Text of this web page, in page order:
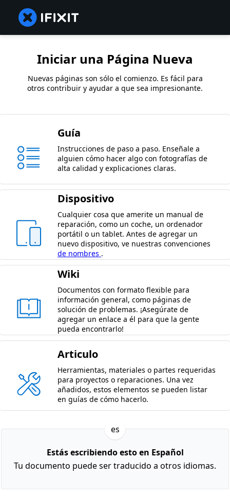
Iniciar una Página Nueva
Nuevas páginas son sólo el comienzo. Es fácil para
otros contribuir y ayudar a que sea impresionante.
Guía
Instrucciones de paso a paso. Enseñale a
alguien cómo hacer algo con fotografías de
alta calidad y explicaciones claras.
Dispositivo
Cualquier cosa que amerite un manual de
reparación, como un coche, un ordenador
portátil o un tablet. Antes de agregar un
nuevo dispositivo, ve nuestras convenciones
de nombres .
Wiki
Documentos con formato flexible para
información general, como páginas de
solución de problemas. ¡Asegúrate de
agregar un enlace a él para que la gente
pueda encontrarlo!
Articulo
Herramientas, materiales o partes requeridas
para proyectos o reparaciones. Una vez
añadidos, estos elementos se pueden listar
en guías de cómo hacerlo.
es
Estás escribiendo esto en Español
Tu documento puede ser traducido a otros idiomas.